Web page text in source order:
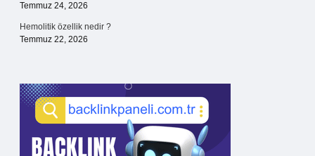
Temmuz 24, 2026
Hemolitik özellik nedir ?
Temmuz 22, 2026